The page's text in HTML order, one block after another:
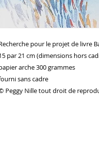
pour le projet de livre
par 21 cm (dimensions hors
arche 300 grammes
sans cadre
Peggy Nille tout droit de